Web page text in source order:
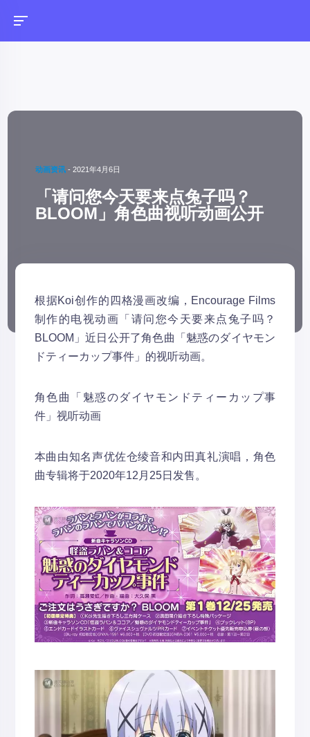
动画资讯 -2021年4月6日
「请问您今天要来点兔子吗？
BLOOM」角色曲视听动画公开
根据Koi创作的四格漫画改编，Encourage Films
制作的电视动画「请问您今天要来点兔子吗？
BLOOM」近日公开了角色曲「魅惑のダイヤモン
ドティーカップ事件」的视听动画。
角色曲「魅惑のダイヤモンドティーカップ事
件」视听动画
本曲由知名声优佐仓绫音和内田真礼演唱，角色
曲专辑将于2020年12月25日发售。